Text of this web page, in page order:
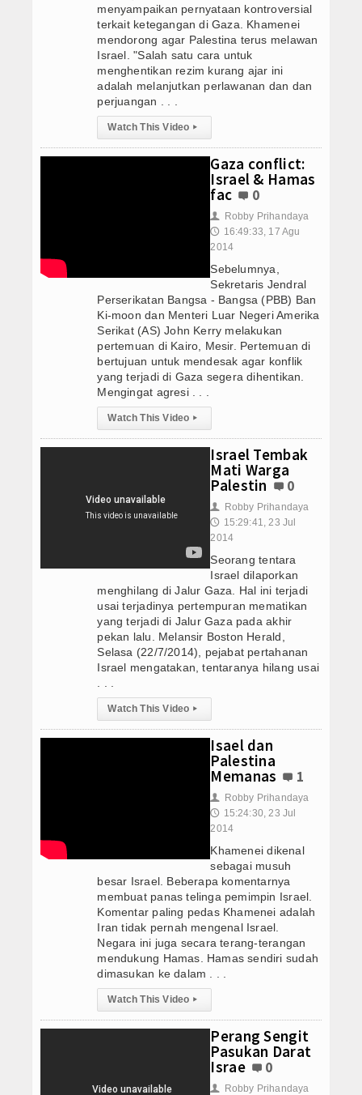
Obat Misoprostol
Internasional
Konsultasi
Semua Produk
Marketplace System
Orders Report
Obat Cytotec Semarang 082221005617
Obat Cytotec Samarinda 082221005617
Obat Cytotec Purbalingga 082221005617
Obat Cytotec Pontianak 082221005617
Jual Obat Misoprostol Cytotec Sopros Wa
Obat Cytotec Tuban 082221005617 Jual
Obat Cytotec Ternate 082221005617 Jual
Obat Cytotec Surabaya 082221005617
Obat Cytotec Tangerang 082221005617
Obat Cytotec Solo 082221005617 Jual
Obat Cytotec Semarang 082221005617
Obat Cytotec Samarinda 082221005617
Obat Cytotec Purbalingga 082221005617
Obat Cytotec Pontianak 082221005617
Jual Obat Misoprostol Cytotec Sopros
Obat Cytotec Tuban 082221005617 Jual
Obat Cytotec Ternate 082221005617 Jual
Obat Cytotec Surabaya 082221005617
Obat Cytotec Tangerang 082221005617
menyampaikan pernyataan kontroversial
terkait ketegangan di Gaza. Khamenei
mendorong agar Palestina terus melawan
Israel. "Salah satu cara untuk
menghentikan rezim kurang ajar ini
adalah melanjutkan perlawanan dan dan
perjuangan . . .
Watch This Video ▸
Gaza conflict:
Israel & Hamas
fac 0
👤 Robby Prihandaya
🕔 16:49:33, 17 Agu
2014
Sebelumnya,
Sekretaris Jendral
Perserikatan Bangsa - Bangsa (PBB) Ban
Ki-moon dan Menteri Luar Negeri Amerika
Serikat (AS) John Kerry melakukan
pertemuan di Kairo, Mesir. Pertemuan di
bertujuan untuk mendesak agar konflik
yang terjadi di Gaza segera dihentikan.
Mengingat agresi . . .
Watch This Video ▸
Israel Tembak
Mati Warga
Palestin 0
👤 Robby Prihandaya
🕔 15:29:41, 23 Jul
2014
Seorang tentara
Israel dilaporkan
menghilang di Jalur Gaza. Hal ini terjadi
usai terjadinya pertempuran mematikan
yang terjadi di Jalur Gaza pada akhir
pekan lalu. Melansir Boston Herald,
Selasa (22/7/2014), pejabat pertahanan
Israel mengatakan, tentaranya hilang usai
Watch This Video ▸
Isael dan
Palestina
Memanas 1
👤 Robby Prihandaya
🕔 15:24:30, 23 Jul
2014
Khamenei dikenal
sebagai musuh
besar Israel. Beberapa komentarnya
membuat panas telinga pemimpin Israel.
Komentar paling pedas Khamenei adalah
Iran tidak pernah mengenal Israel.
Negara ini juga secara terang-terangan
mendukung Hamas. Hamas sendiri sudah
dimasukan ke dalam . . .
Watch This Video ▸
Perang Sengit
Pasukan Darat
Israe 0
👤 Robby Prihandaya